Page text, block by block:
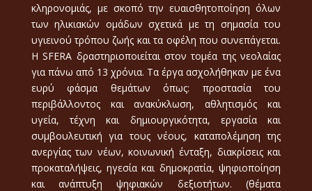
κληρονομιάς, με σκοπό την ευαισθητοποίηση όλων
των ηλικιακών ομάδων σχετικά με τη σημασία του
υγιεινού τρόπου ζωής και τα οφέλη που συνεπάγεται.
Η SFERA δραστηριοποιείται στον τομέα της νεολαίας
για πάνω από 13 χρόνια. Τα έργα ασχολήθηκαν με ένα
ευρύ φάσμα θεμάτων όπως: προστασία του
περιβάλλοντος και ανακύκλωση, αθλητισμός και
υγεία, τέχνη και δημιουργικότητα, εργασία και
συμβουλευτική για τους νέους, καταπολέμηση της
ανεργίας των νέων, κοινωνική ένταξη, διακρίσεις και
προκαταλήψεις, ηγεσία και δημοκρατία, ψηφιοποίηση
και ανάπτυξη ψηφιακών δεξιοτήτων. (θέματα